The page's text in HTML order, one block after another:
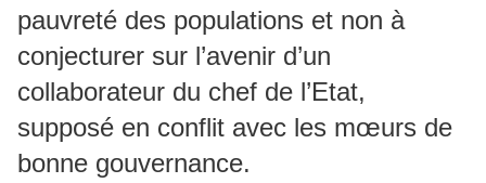
pauvreté des populations et non à
conjecturer sur l’avenir d’un
collaborateur du chef de l’Etat,
supposé en conflit avec les mœurs de
bonne gouvernance.